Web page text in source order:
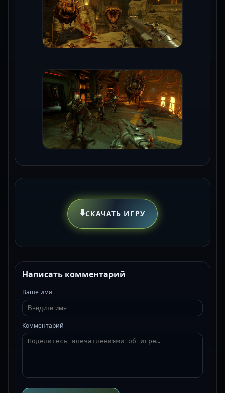
⬇️СКАЧАТЬ ИГРУ
Написать комментарий
Ваше имя
Комментарий